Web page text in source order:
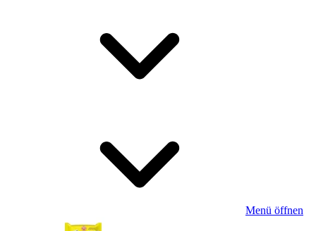
Menü öffnen